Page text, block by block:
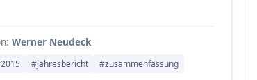
Werner Neudeck
#jahresbericht #zusammenfassung